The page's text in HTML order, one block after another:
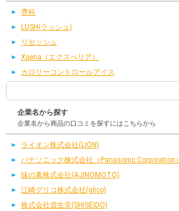
専科
LUSH(ラッシュ)
リセッシュ
Xperia（エクスぺリア）
カロリーコントロールアイス
企業名から探す
企業名から商品の口コミを探すにはこちらから
ライオン株式会社(LION)
パナソニック株式会社（Panasonic Corporation）
味の素株式会社(AJINOMOTO)
江崎グリコ株式会社(glico)
株式会社資生堂(SHISEIDO)